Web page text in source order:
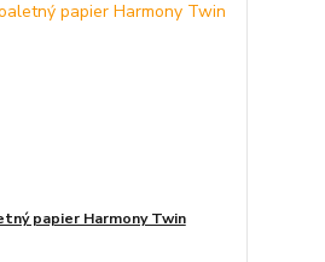
papier Harmony Twin